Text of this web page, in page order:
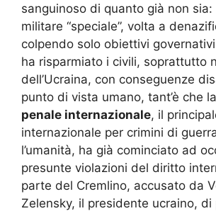
sanguinoso di quanto già non sia:
militare “speciale”, volta a
colpendo solo obiettivi
ha risparmiato i civili, soprattutto
dell’Ucraina, con conseguenze
punto di vista umano, tant’è che la
penale internazionale, il
internazionale per crimini di
l’umanità, ha già cominciato ad
presunte violazioni del diritto
parte del Cremlino, accusato da
Zelensky, il presidente ucraino, di